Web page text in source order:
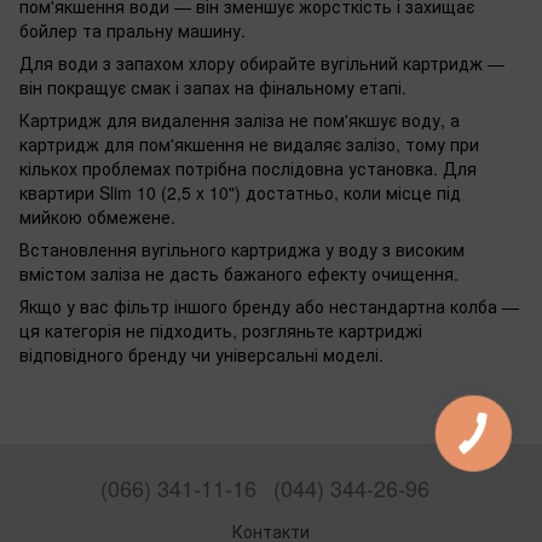
пом'якшення води — він зменшує жорсткість і захищає
бойлер та пральну машину.
Для води з запахом хлору обирайте вугільний картридж —
він покращує смак і запах на фінальному етапі.
Картридж для видалення заліза не пом'якшує воду, а
картридж для пом'якшення не видаляє залізо, тому при
кількох проблемах потрібна послідовна установка. Для
квартири Slim 10 (2,5 x 10") достатньо, коли місце під
мийкою обмежене.
Встановлення вугільного картриджа у воду з високим
вмістом заліза не дасть бажаного ефекту очищення.
Якщо у вас фільтр іншого бренду або нестандартна колба —
ця категорія не підходить, розгляньте картриджі
відповідного бренду чи універсальні моделі.
(066) 341-11-16 (044) 344-26-96
Контакти